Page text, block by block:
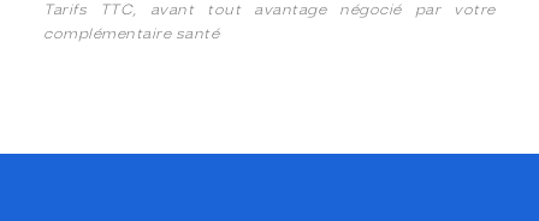
Tarifs TTC, avant tout avantage négocié par votre
complémentaire santé